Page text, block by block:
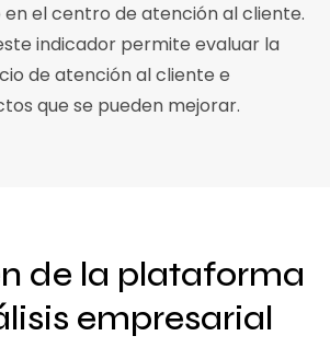
el centro de atención al cliente.
indicador permite evaluar la
de atención al cliente e
que se pueden mejorar.
de la plataforma
empresarial